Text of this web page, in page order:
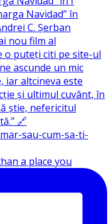
a place you